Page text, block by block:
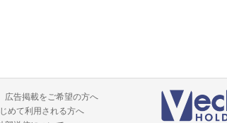
広告掲載をご希望の方へ
めて利用される方へ